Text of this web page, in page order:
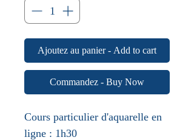
Ajoutez au panier - Add to cart
Commandez - Buy Now
Cours particulier d'aquarelle en
ligne : 1h30